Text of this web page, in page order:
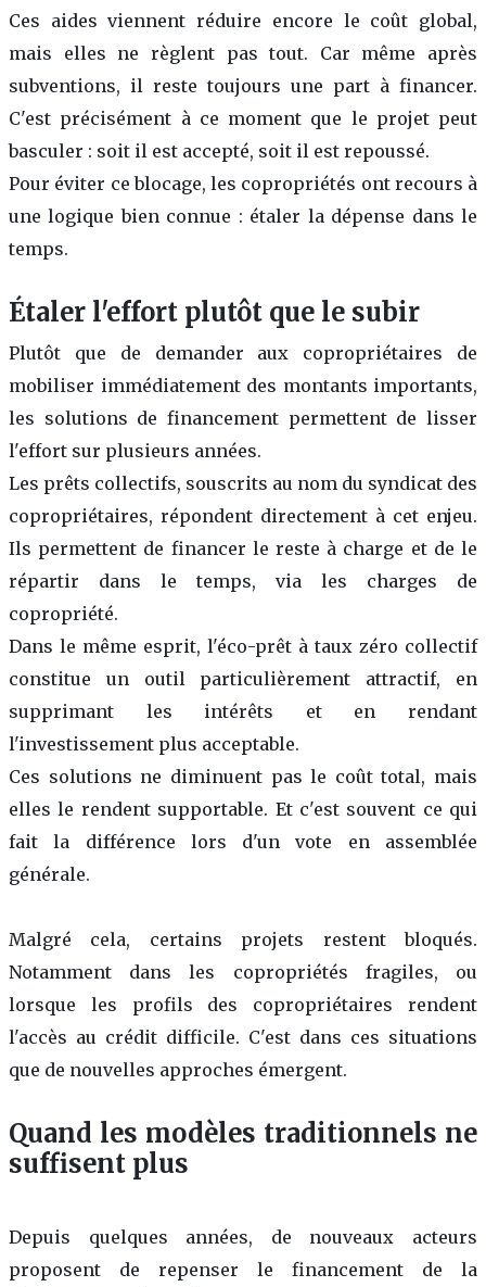
Ces aides viennent réduire encore le coût global,
mais elles ne règlent pas tout. Car même après
subventions, il reste toujours une part à financer.
C'est précisément à ce moment que le projet peut
basculer : soit il est accepté, soit il est repoussé.
Pour éviter ce blocage, les copropriétés ont recours à
une logique bien connue : étaler la dépense dans le
temps.
Étaler l'effort plutôt que le subir
Plutôt que de demander aux copropriétaires de
mobiliser immédiatement des montants importants,
les solutions de financement permettent de lisser
l'effort sur plusieurs années.
Les prêts collectifs, souscrits au nom du syndicat des
copropriétaires, répondent directement à cet enjeu.
Ils permettent de financer le reste à charge et de le
répartir dans le temps, via les charges de
copropriété.
Dans le même esprit, l'éco-prêt à taux zéro collectif
constitue un outil particulièrement attractif, en
supprimant les intérêts et en rendant
l'investissement plus acceptable.
Ces solutions ne diminuent pas le coût total, mais
elles le rendent supportable. Et c'est souvent ce qui
fait la différence lors d'un vote en assemblée
générale.
Malgré cela, certains projets restent bloqués.
Notamment dans les copropriétés fragiles, ou
lorsque les profils des copropriétaires rendent
l'accès au crédit difficile. C'est dans ces situations
que de nouvelles approches émergent.
Quand les modèles traditionnels ne
suffisent plus
Depuis quelques années, de nouveaux acteurs
proposent de repenser le financement de la